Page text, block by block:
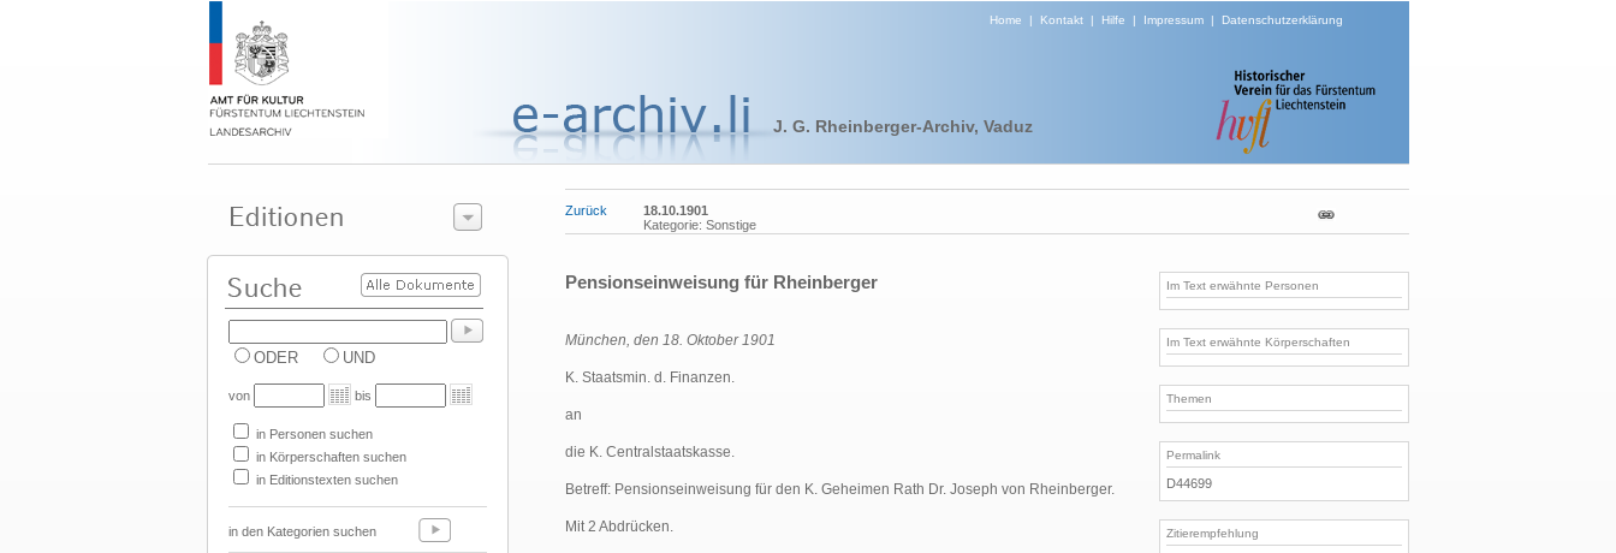
Home | Kontakt| Hilfe | Impressum| Datenschutzerklärung
J. G. Rheinberger-Archiv, Vaduz
ODER UND
von bis
in Personen suchen
in Körperschaften suchen
in Editionstexten suchen
in den Kategorien suchen
Zurück
18.10.1901
Kategorie: Sonstige
Pensionseinweisung für Rheinberger
München, den 18. Oktober 1901
K. Staatsmin. d. Finanzen.
an
die K. Centralstaatskasse.
Betreff: Pensionseinweisung für den K. Geheimen Rath Dr. Joseph von Rheinberger.
Mit 2 Abdrücken.
Im Text erwähnte Personen
Im Text erwähnte Körperschaften
Themen
Permalink
D44699
Zitierempfehlung